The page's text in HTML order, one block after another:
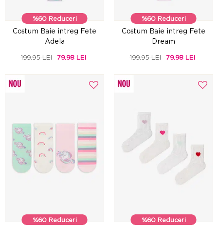
%60 Reduceri
Costum Baie intreg Fete
Adela
199.95 LEI 79.98 LEI
%60 Reduceri
Costum Baie intreg Fete
Dream
199.95 LEI 79.98 LEI
%60 Reduceri %60 Reduceri